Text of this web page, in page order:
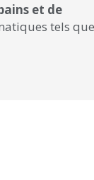
et de
tels